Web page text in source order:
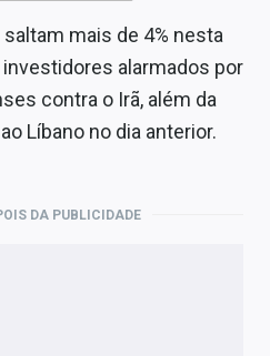
saltam mais de 4% nesta
alarmados por
contra o Irã, além da
Líbano no dia anterior.
DA PUBLICIDADE